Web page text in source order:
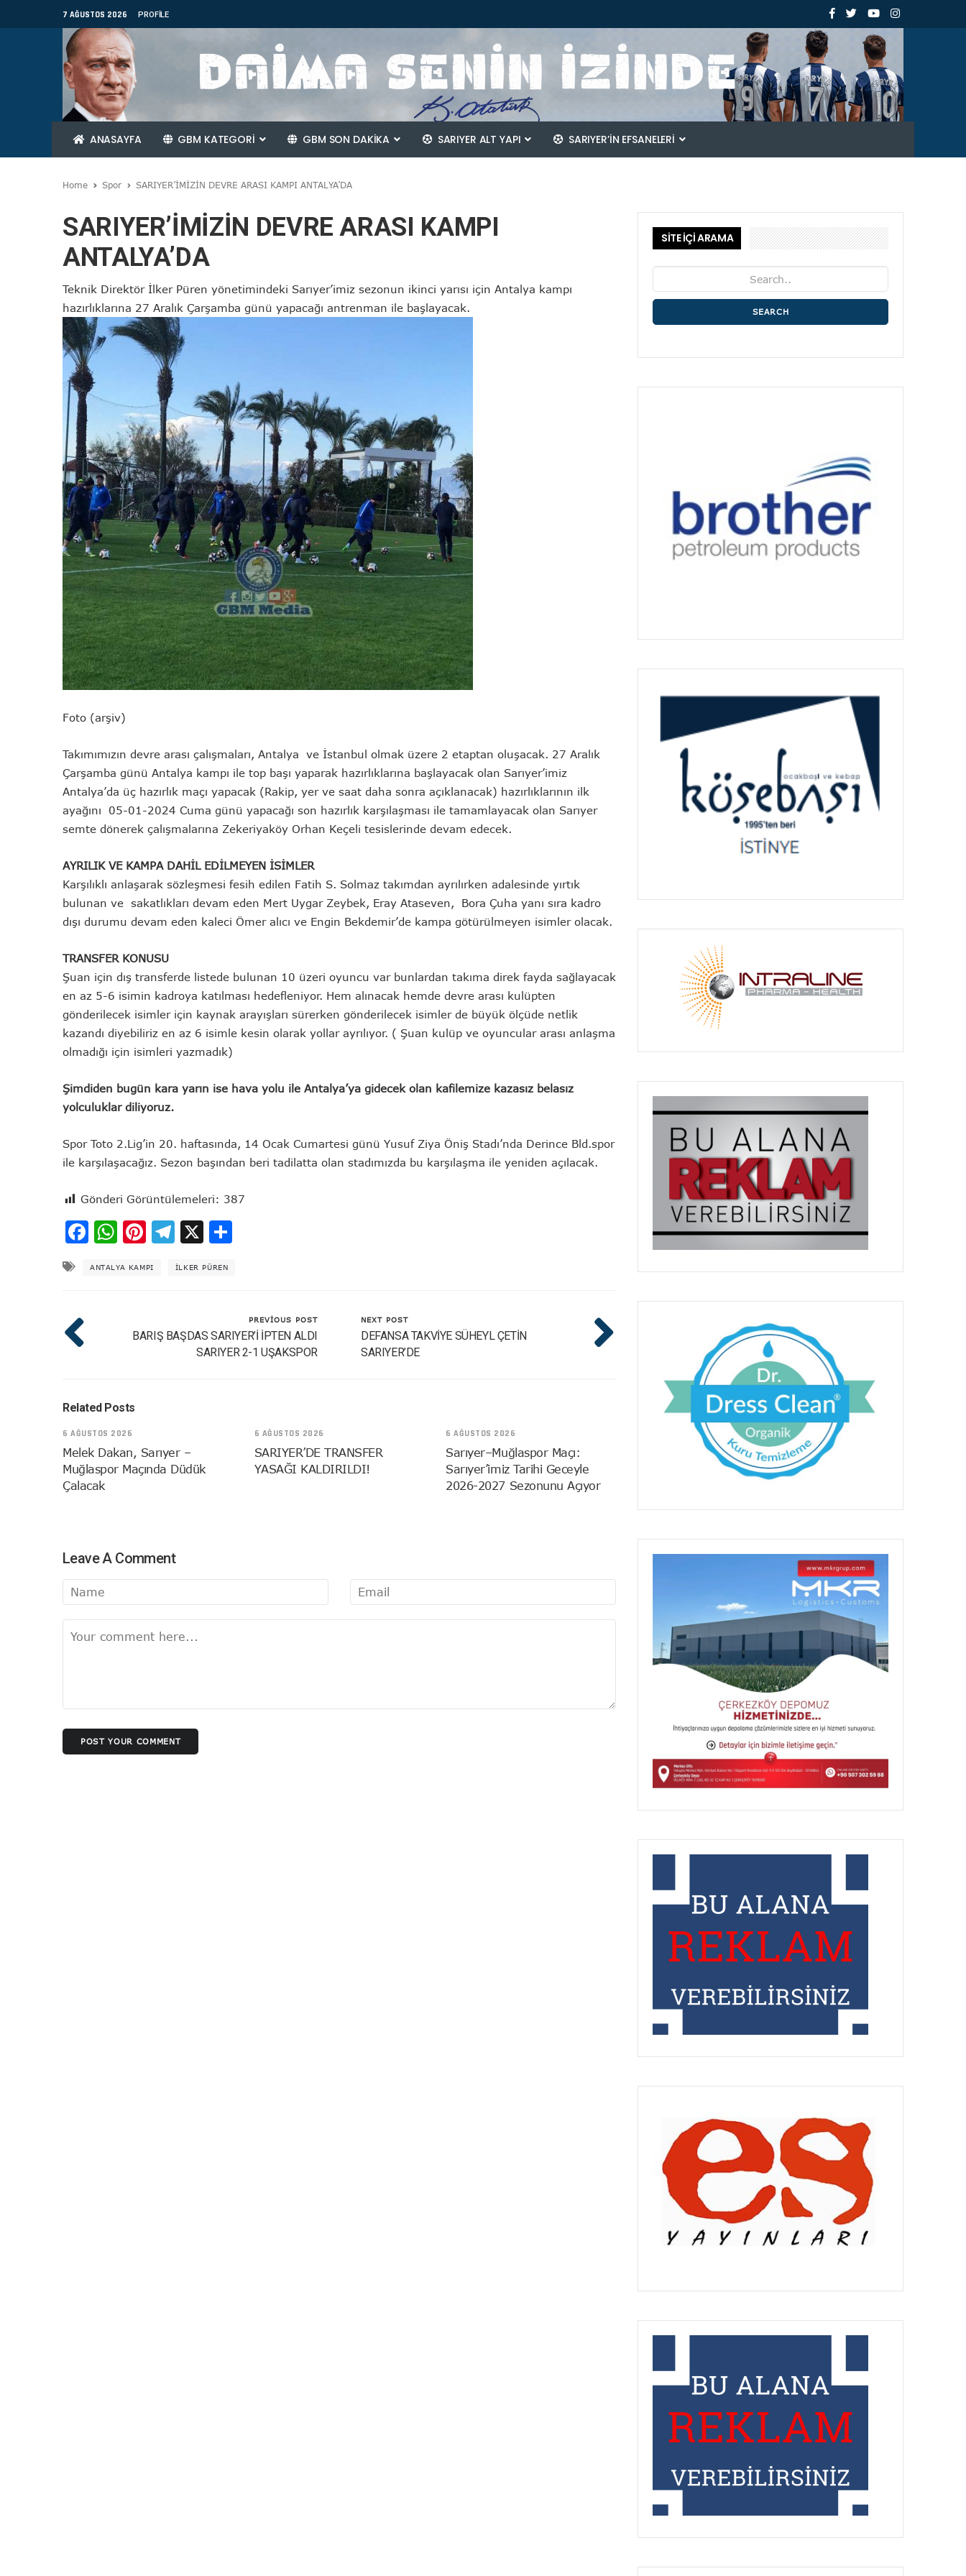
7 AĞUSTOS 2026 PROFILE
ANASAYFA GBM KATEGORİ GBM SON DAKİKA SARIYER ALT YAPI SARIYER’IN EFSANELERI
Home Spor SARIYER’İMİZİN DEVRE ARASI KAMPI ANTALYA’DA
SARIYER’İMİZİN DEVRE ARASI KAMPI
ANTALYA’DA
Teknik Direktör İlker Püren yönetimindeki Sarıyer’imiz sezonun ikinci yarısı için Antalya kampı
hazırlıklarına 27 Aralık Çarşamba günü yapacağı antrenman ile başlayacak.
Foto (arşiv)
Takımımızın devre arası çalışmaları, Antalya ve İstanbul olmak üzere 2 etaptan oluşacak. 27 Aralık
Çarşamba günü Antalya kampı ile top başı yaparak hazırlıklarına başlayacak olan Sarıyer’imiz
Antalya’da üç hazırlık maçı yapacak (Rakip, yer ve saat daha sonra açıklanacak) hazırlıklarının ilk
ayağını 05-01-2024 Cuma günü yapacağı son hazırlık karşılaşması ile tamamlayacak olan Sarıyer
semte dönerek çalışmalarına Zekeriyaköy Orhan Keçeli tesislerinde devam edecek.
AYRILIK VE KAMPA DAHİL EDİLMEYEN İSİMLER
Karşılıklı anlaşarak sözleşmesi fesih edilen Fatih S. Solmaz takımdan ayrılırken adalesinde yırtık
bulunan ve sakatlıkları devam eden Mert Uygar Zeybek, Eray Ataseven, Bora Çuha yanı sıra kadro
dışı durumu devam eden kaleci Ömer alıcı ve Engin Bekdemir’de kampa götürülmeyen isimler olacak.
TRANSFER KONUSU
Şuan için dış transferde listede bulunan 10 üzeri oyuncu var bunlardan takıma direk fayda sağlayacak
en az 5-6 isimin kadroya katılması hedefleniyor. Hem alınacak hemde devre arası kulüpten
gönderilecek isimler için kaynak arayışları sürerken gönderilecek isimler de büyük ölçüde netlik
kazandı diyebiliriz en az 6 isimle kesin olarak yollar ayrılıyor. ( Şuan kulüp ve oyuncular arası anlaşma
olmadığı için isimleri yazmadık)
Şimdiden bugün kara yarın ise hava yolu ile Antalya’ya gidecek olan kafilemize kazasız belasız
yolculuklar diliyoruz.
Spor Toto 2.Lig’in 20. haftasında, 14 Ocak Cumartesi günü Yusuf Ziya Öniş Stadı’nda Derince Bld.spor
ile karşılaşacağız. Sezon başından beri tadilatta olan stadımızda bu karşılaşma ile yeniden açılacak.
Gönderi Görüntülemeleri: 387
Facebook
WhatsApp
Pinterest
Telegram
X
ANTALYA KAMPI ILKER PÜREN
PREVIOUS POST
BARIŞ BAŞDAS SARIYER’İ İPTEN ALDI
SARIYER 2-1 UŞAKSPOR
NEXT POST
DEFANSA TAKVİYE SÜHEYL ÇETİN
SARIYER’DE
Related Posts
6 AĞUSTOS 2026
Melek Dakan, Sarıyer –
Muğlaspor Maçında Düdük
Çalacak
6 AĞUSTOS 2026
SARIYER’DE TRANSFER
YASAĞI KALDIRILDI!
6 AĞUSTOS 2026
Sarıyer–Muğlaspor Maçı:
Sarıyer’imiz Tarihi Geceyle
2026-2027 Sezonunu Açıyor
Leave A Comment
POST YOUR COMMENT
SİTE İÇİ ARAMA
SEARCH